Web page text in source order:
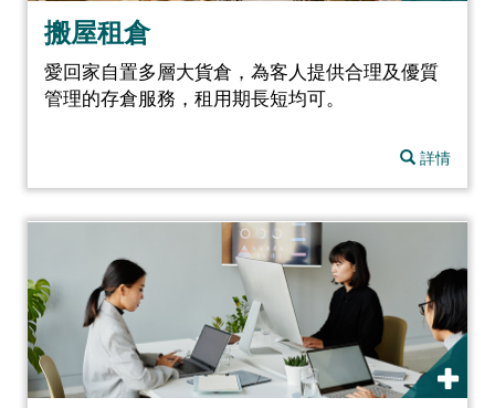
搬屋租倉
愛回家自置多層大貨倉，為客人提供合理及優質
管理的存倉服務，租用期長短均可。
詳情